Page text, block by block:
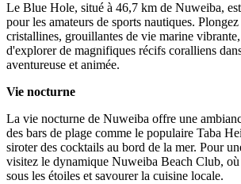
Le Blue Hole, situé à 46,7 km de Nuweiba,
pour les amateurs de sports nautiques. Plongez
cristallines, grouillantes de vie marine
d'explorer de magnifiques récifs coralliens
aventureuse et animée.
Vie nocturne
La vie nocturne de Nuweiba offre une
des bars de plage comme le populaire Taba
siroter des cocktails au bord de la mer. Pour
visitez le dynamique Nuweiba Beach Club,
sous les étoiles et savourer la cuisine locale.